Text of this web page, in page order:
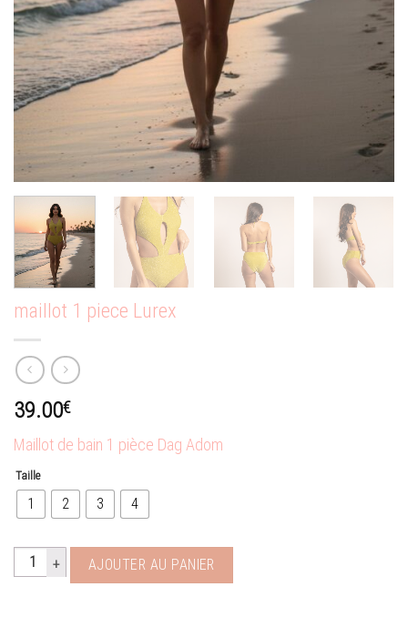
maillot 1 piece Lurex
39.00€
Maillot de bain 1 pièce Dag Adom
Taille
1 2 3 4
quantité de maillot 1 piece Lurex
AJOUTER AU PANIER